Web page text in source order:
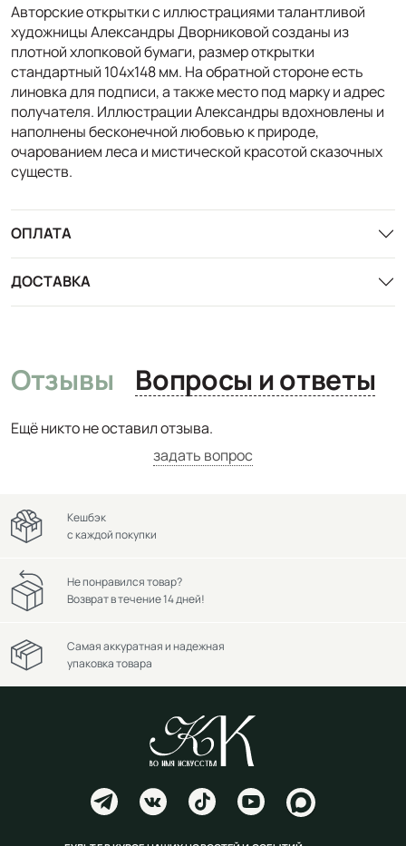
Авторские открытки с иллюстрациями талантливой
художницы Александры Дворниковой созданы из
плотной хлопковой бумаги, размер открытки
стандартный 104х148 мм. На обратной стороне есть
линовка для подписи, а также место под марку и адрес
получателя. Иллюстрации Александры вдохновлены и
наполнены бесконечной любовью к природе,
очарованием леса и мистической красотой сказочных
существ.
ОПЛАТА
ДОСТАВКА
Отзывы Вопросы и ответы
Ещё никто не оставил отзыва.
задать вопрос
Кешбэк
с каждой покупки
Не понравился товар?
Возврат в течение 14 дней!
Самая аккуратная и надежная
упаковка товара